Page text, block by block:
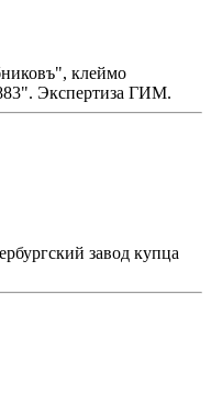
клеймо
Экспертиза ГИМ.
завод купца